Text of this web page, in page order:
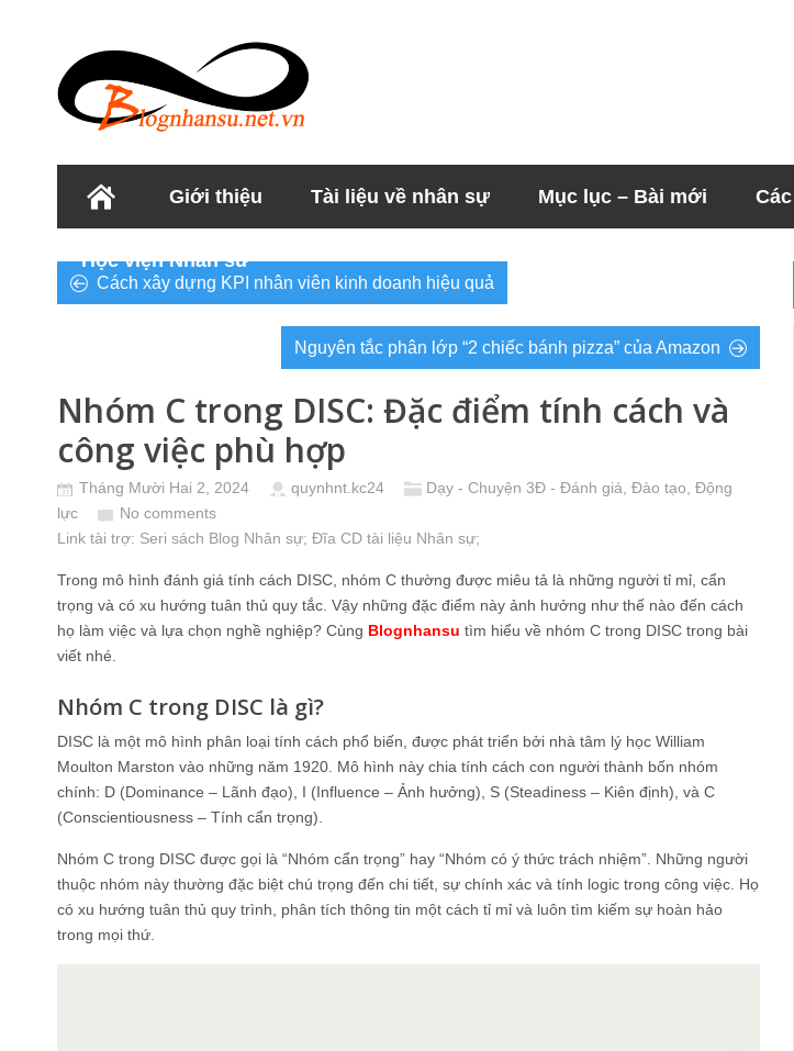
Giới thiệu Tài liệu về nhân sự Mục lục – Bài mới
Học viện Nhân sư
Cách xây dựng KPI nhân viên kinh doanh hiệu quả
Nguyên tắc phân lớp “2 chiếc bánh pizza” của Amazon
Nhóm C trong DISC: Đặc điểm tính cách và
công việc phù hợp
Tháng Mười Hai 2, 2024 quynhnt.kc24
Dạy - Chuyện 3Đ - Đánh giá, Đào tạo, Động
lực
No comments
Link tài trợ: Seri sách Blog Nhân sự; Đĩa CD tài liệu Nhân sự;
Trong mô hình đánh giá tính cách DISC, nhóm C thường được miêu tả là những người tỉ mỉ, cẩn
trọng và có xu hướng tuân thủ quy tắc. Vậy những đặc điểm này ảnh hưởng như thế nào đến cách
họ làm việc và lựa chọn nghề nghiệp? Cùng Blognhansu tìm hiểu về nhóm C trong DISC trong bài
viết nhé.
Nhóm C trong DISC là gì?
DISC là một mô hình phân loại tính cách phổ biến, được phát triển bởi nhà tâm lý học William
Moulton Marston vào những năm 1920. Mô hình này chia tính cách con người thành bốn nhóm
chính: D (Dominance – Lãnh đạo), I (Influence – Ảnh hưởng), S (Steadiness – Kiên định), và C
(Conscientiousness – Tính cẩn trọng).
Nhóm C trong DISC được gọi là “Nhóm cẩn trọng” hay “Nhóm có ý thức trách nhiệm”. Những người
thuộc nhóm này thường đặc biệt chú trọng đến chi tiết, sự chính xác và tính logic trong công việc. Họ
có xu hướng tuân thủ quy trình, phân tích thông tin một cách tỉ mỉ và luôn tìm kiếm sự hoàn hảo
trong mọi thứ.